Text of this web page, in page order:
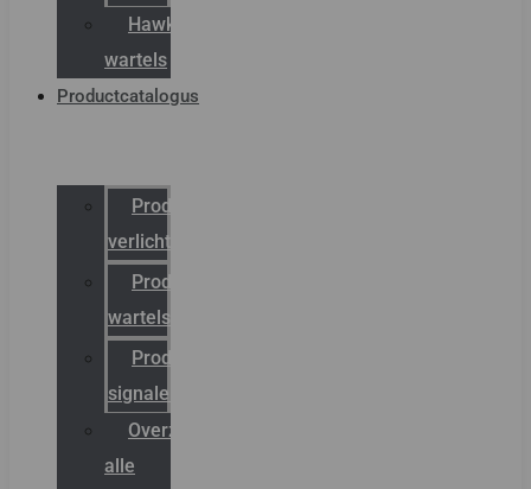
Hawke
wartels
Productcatalogus
Productcatalogus
verlichting
Productcatalogus
wartels
Productcatalogus
signalering
Overzicht
alle